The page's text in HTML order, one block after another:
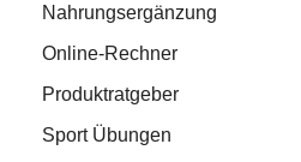
Nahrungsergänzung
Online-Rechner
Produktratgeber
Sport Übungen